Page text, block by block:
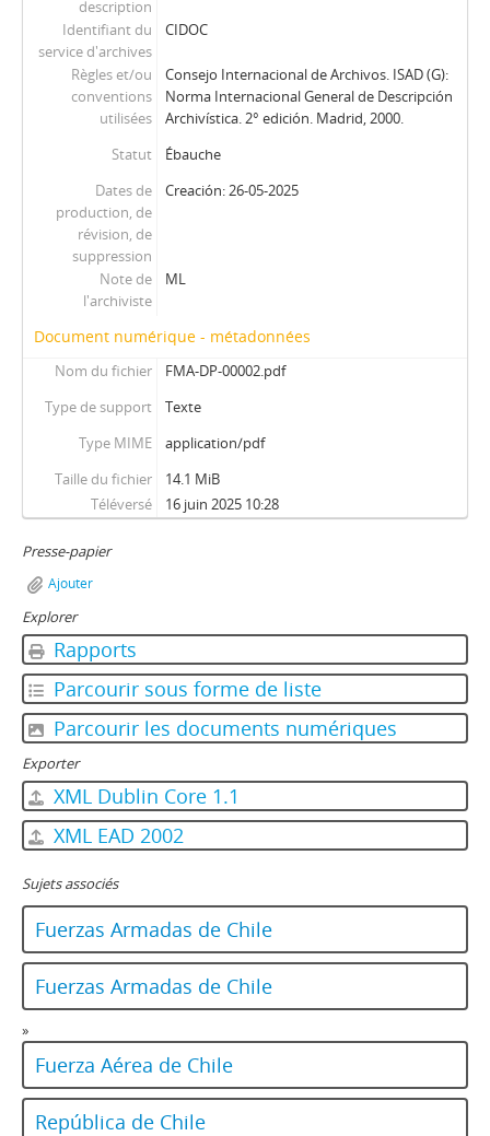
description
Identifiant du
service d'archives
CIDOC
Règles et/ou
conventions
utilisées
Consejo Internacional de Archivos. ISAD (G):
Norma Internacional General de Descripción
Archivística. 2° edición. Madrid, 2000.
Statut
Ébauche
Dates de
production, de
révision, de
suppression
Creación: 26-05-2025
Note de
l'archiviste
ML
Document numérique - métadonnées
Nom du fichier
FMA-DP-00002.pdf
Type de support
Texte
Type MIME
application/pdf
Taille du fichier
14.1 MiB
Téléversé
16 juin 2025 10:28
Presse-papier
Ajouter
Explorer
Rapports
Parcourir sous forme de liste
Parcourir les documents numériques
Exporter
XML Dublin Core 1.1
XML EAD 2002
Sujets associés
Fuerzas Armadas de Chile
Fuerzas Armadas de Chile
»
Fuerza Aérea de Chile
República de Chile